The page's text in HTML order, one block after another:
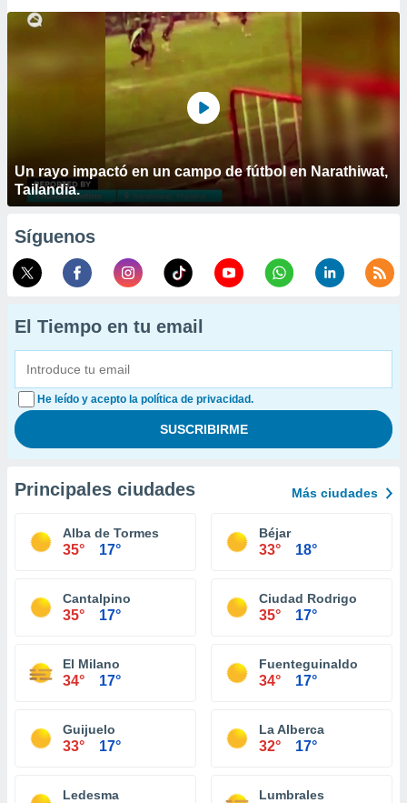
Un rayo impactó en un campo de fútbol en Narathiwat,
Tailandia.
Síguenos
El Tiempo en tu email
He leído y acepto la política de privacidad.
Principales ciudades Más ciudades
Alba de Tormes
35° 17°
Béjar
33° 18°
Cantalpino
35° 17°
Ciudad Rodrigo
35° 17°
El Milano
34° 17°
Fuenteguinaldo
34° 17°
Guijuelo
33° 17°
La Alberca
32° 17°
Ledesma Lumbrales